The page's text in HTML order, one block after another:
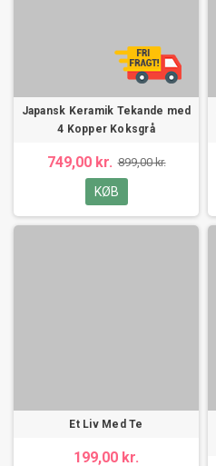
Japansk Keramik Tekande med
4 Kopper Koksgrå
749,00 kr. 899,00 kr.
KØB
Et Liv Med Te
199,00 kr.